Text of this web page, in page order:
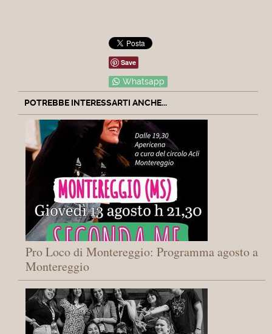
Save
Whatsapp
POTREBBE INTERESSARTI ANCHE...
Pro Loco di Montereggio: Programma agosto a
Montereggio